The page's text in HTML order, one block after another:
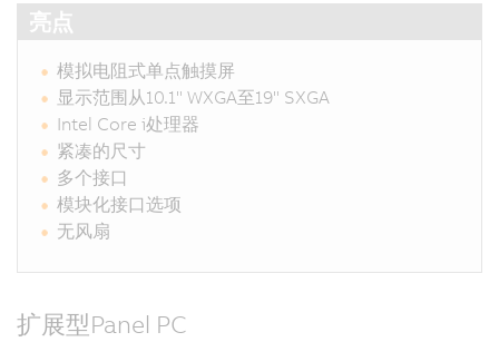
亮点
模拟电阻式单点触摸屏
显示范围从10.1" WXGA至19" SXGA
Intel Core i处理器
紧凑的尺寸
多个接口
模块化接口选项
无风扇
扩展型Panel PC